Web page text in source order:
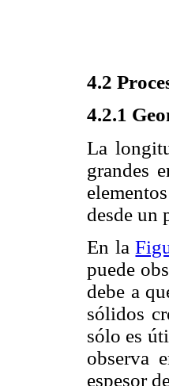
4.2
4.2.1
La
grandes
desde un
En la
puede
debe a
sólidos
sólo es
observa
espesor